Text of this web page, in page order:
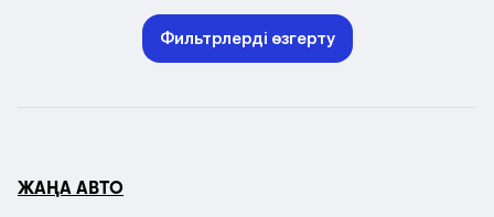
Фильтрлерді өзгерту
ЖАҢА АВТО